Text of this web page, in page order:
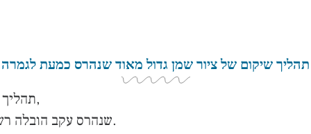
תהליך שיקום של ציור שמן גדול מאוד שנהרס כמעת לגמרה
תהליך מואץ של שיקום ציור שמן גדול (200*110 ס”מ),
שנהרס עקב הובלה רשלנית. היה צורך להשלים אזורים נרחבים שאבדו.